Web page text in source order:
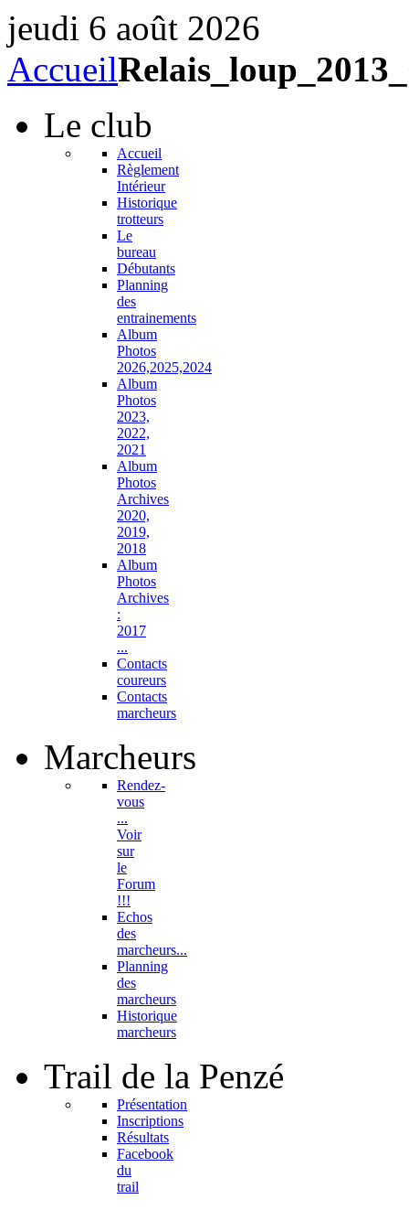
jeudi 6 août 2026
Accueil
Le club
Accueil
Règlement
Intérieur
Historique
trotteurs
Le
bureau
Débutants
Planning
des
entrainements
Album
Photos
2026,2025,2024
Album
Photos
2023,
2022,
2021
Album
Photos
Archives
2020,
2019,
2018
Album
Photos
Archives
:
2017
...
Contacts
coureurs
Contacts
marcheurs
Marcheurs
Rendez-
vous
...
Voir
sur
le
Forum
!!!
Echos
des
marcheurs...
Planning
des
marcheurs
Historique
marcheurs
Trail de la Penzé
Présentation
Inscriptions
Résultats
Facebook
du
trail